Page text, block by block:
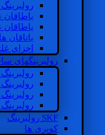
یاطاقان
اجزای
رولبرینگهای
SKF رولبرینگ
کوپری ها